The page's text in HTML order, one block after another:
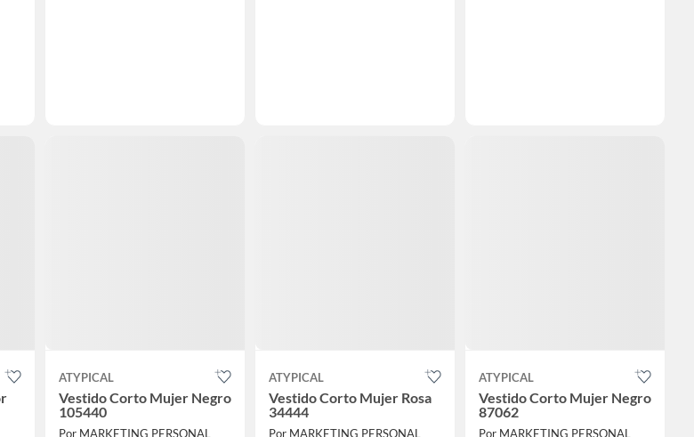
ATYPICAL
Vestido Corto Mujer Negro
105440
Por MARKETING PERSONAL
ATYPICAL
Vestido Corto Mujer Rosa
34444
Por MARKETING PERSONAL
ATYPICAL
Vestido Corto Mujer Negro
87062
Por MARKETING PERSONAL